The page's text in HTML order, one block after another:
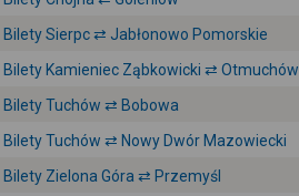
Bilety Sierpc ⇄ Jabłonowo Pomorskie
Bilety Kamieniec Ząbkowicki ⇄ Otmuchów
Bilety Tuchów ⇄ Bobowa
Bilety Tuchów ⇄ Nowy Dwór Mazowiecki
Bilety Zielona Góra ⇄ Przemyśl